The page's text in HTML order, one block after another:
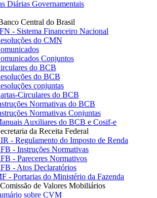
Diárias Governamentais
Central do Brasil
- Sistema Financeiro Nacional
do CMN
Conjuntos
do BCB
do BCB
conjuntas
Circulares do BCB
Normativas do BCB
Normativas Conjuntas
Auxiliares do BCB e Cosif-e
da Receita Federal
- Regulamento do Imposto de Renda
- Instruções Normativas
- Pareceres Normativos
- Atos Declaratórios
- Portarias do Ministério da Fazenda
de Valores Mobiliários
sobre CVM